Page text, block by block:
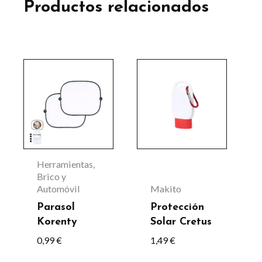
Productos relacionados
Herramientas,
Brico y
Automóvil
Parasol
Korenty
0,99€
producto
tiene
múltiples
variantes.
Las
opciones
se
pueden
en
Makito
Protección
Solar Cretus
1,49€
producto
múltiples
se
pueden
en